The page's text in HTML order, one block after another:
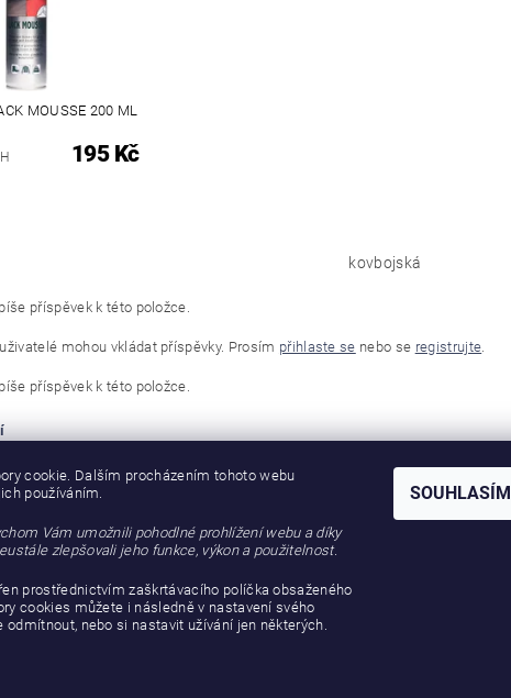
MOUSSE 200 ML
195 Kč
kovbojská
příspěvek k této položce.
mohou vkládat příspěvky. Prosím přihlaste se nebo se registrujte
příspěvek k této položce.
cookie. Dalším procházením tohoto webu
používáním.
Vám umožnili pohodlné prohlížení webu a díky
zlepšovali jeho funkce, výkon a použitelnost.
prostřednictvím zaškrtávacího políčka obsaženého
cookies můžete i následně v nastavení svého
odmítnout, nebo si nastavit užívání jen některých.
SOUHLASÍM